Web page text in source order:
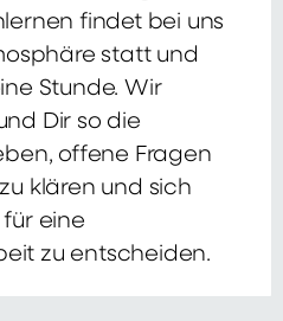
findet bei uns
statt und
Stunde. Wir
Dir so die
offene Fragen
klären und sich
eine
zu entscheiden.